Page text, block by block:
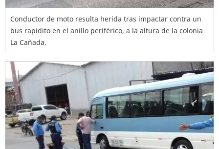
Conductor de moto resulta herida tras impactar contra un
bus rapidito en el anillo periférico, a la altura de la colonia
La Cañada.